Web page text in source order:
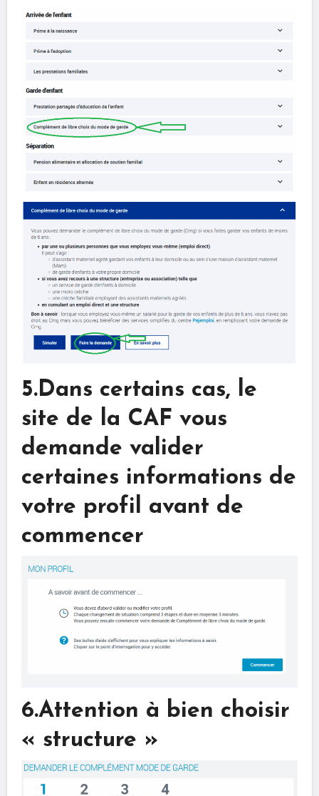
5.Dans certains cas, le
site de la CAF vous
demande valider
certaines informations de
votre profil avant de
commencer
6.Attention à bien choisir
« structure »